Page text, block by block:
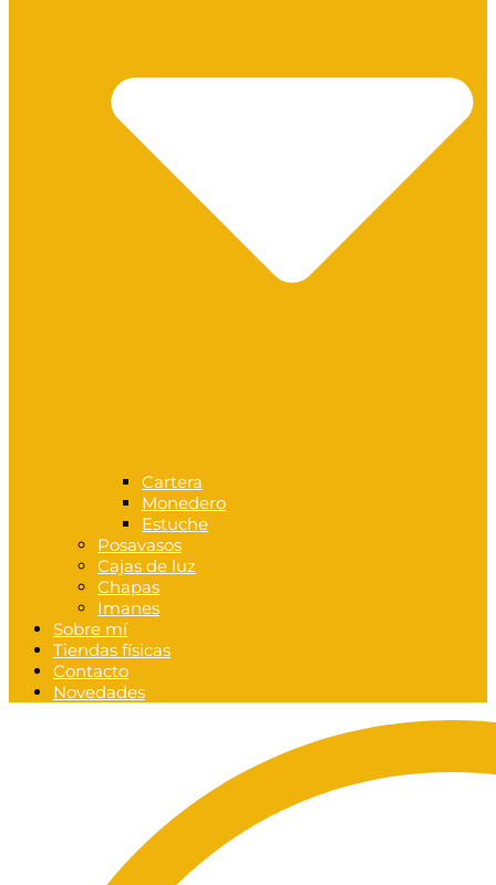
Cartera
Monedero
Estuche
Posavasos
Cajas de luz
Chapas
Imanes
Sobre mí
Tiendas físicas
Contacto
Novedades